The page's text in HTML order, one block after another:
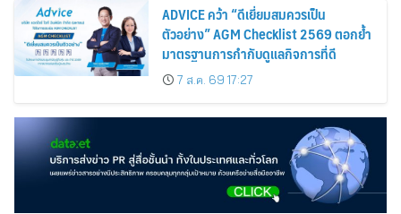
ADVICE คว้า “ดีเยี่ยมสมควรเป็น
ตัวอย่าง” AGM Checklist 2569 ตอกย้ำ
มาตรฐานการกำกับดูแลกิจการที่ดี
7 ส.ค. 69 17:27